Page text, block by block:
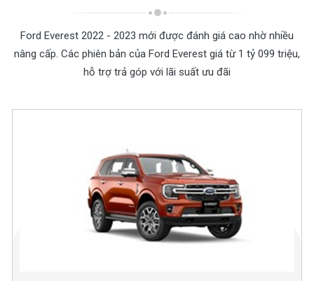
Ford Everest 2022 - 2023 mới được đánh giá cao nhờ nhiều
nâng cấp. Các phiên bản của Ford Everest giá từ 1 tỷ 099 triệu,
hỗ trợ trả góp với lãi suất ưu đãi